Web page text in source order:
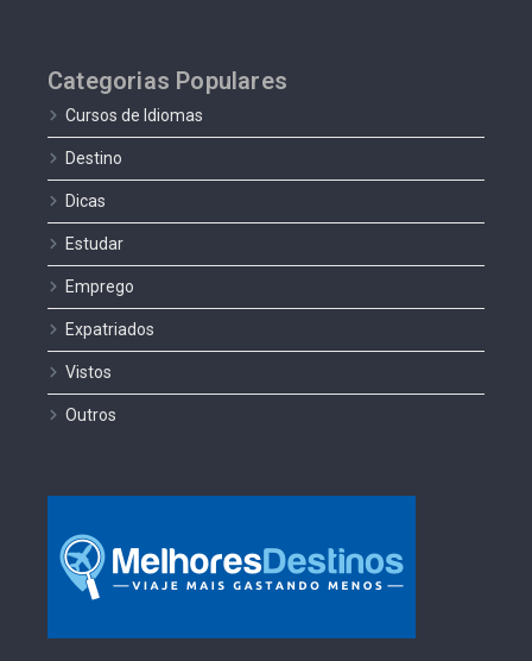
Categorias Populares
Cursos de Idiomas
Destino
Dicas
Estudar
Emprego
Expatriados
Vistos
Outros